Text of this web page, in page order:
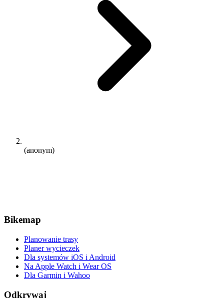
(anonym)
Bikemap
Planowanie trasy
Planer wycieczek
Dla systemów iOS i Android
Na Apple Watch i Wear OS
Dla Garmin i Wahoo
Odkrywaj